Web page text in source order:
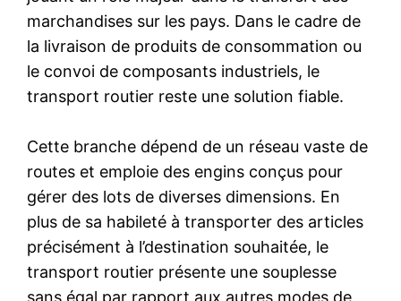
marchandises sur les pays. Dans le cadre de
la livraison de produits de consommation ou
le convoi de composants industriels, le
transport routier reste une solution fiable.
Cette branche dépend de un réseau vaste de
routes et emploie des engins conçus pour
gérer des lots de diverses dimensions. En
plus de sa habileté à transporter des articles
précisément à l’destination souhaitée, le
transport routier présente une souplesse
sans égal par rapport aux autres modes de